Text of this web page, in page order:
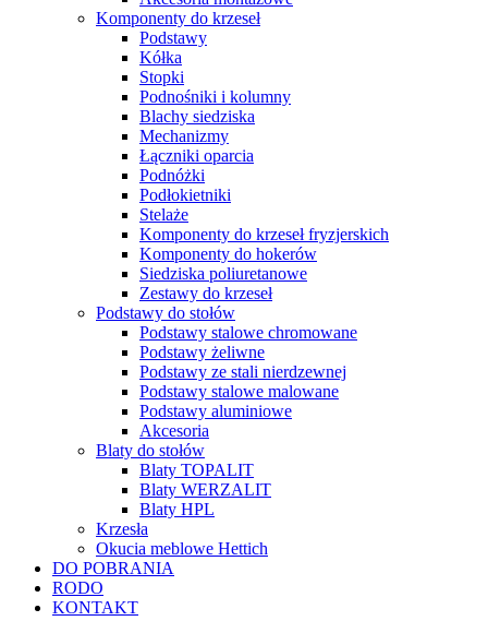
Komponenty do krzeseł
Podstawy
Kółka
Stopki
Podnośniki i kolumny
Blachy siedziska
Mechanizmy
Łączniki oparcia
Podnóżki
Podłokietniki
Stelaże
Komponenty do krzeseł fryzjerskich
Komponenty do hokerów
Siedziska poliuretanowe
Zestawy do krzeseł
Podstawy do stołów
Podstawy stalowe chromowane
Podstawy żeliwne
Podstawy ze stali nierdzewnej
Podstawy stalowe malowane
Podstawy aluminiowe
Akcesoria
Blaty do stołów
Blaty TOPALIT
Blaty WERZALIT
Blaty HPL
Krzesła
Okucia meblowe Hettich
DO POBRANIA
RODO
KONTAKT